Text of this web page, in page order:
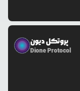
پروتکل دیون
Dione Protocol